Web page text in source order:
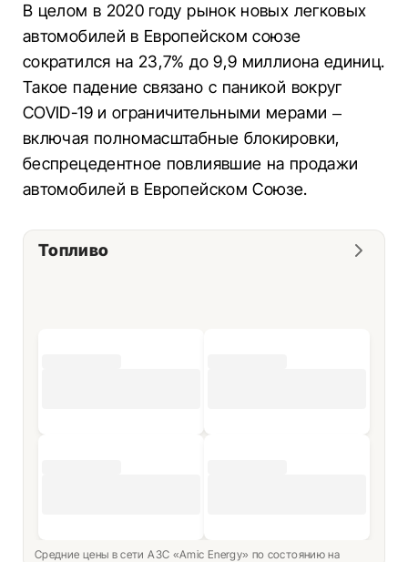
В целом в 2020 году рынок новых легковых
автомобилей в Европейском союзе
сократился на 23,7% до 9,9 миллиона единиц.
Такое падение связано с паникой вокруг
COVID-19 и ограничительными мерами –
включая полномасштабные блокировки,
беспрецедентное повлиявшие на продажи
автомобилей в Европейском Союзе.
Топливо
Средние цены в сети АЗС «Amic Energy» по состоянию на